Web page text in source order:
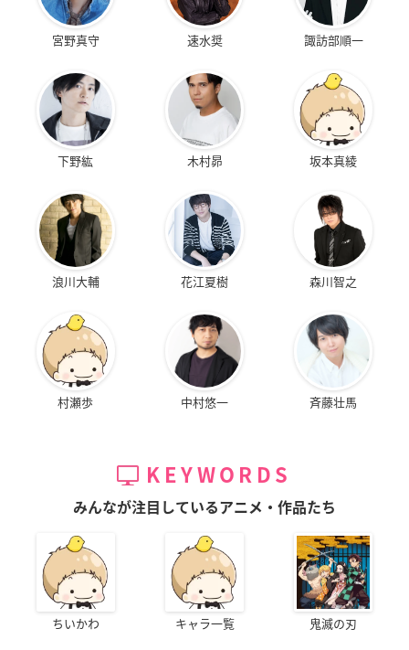
宮野真守 速水奨 諏訪部順一
下野紘 木村昴 坂本真綾
浪川大輔 花江夏樹 森川智之
村瀬歩 中村悠一 斉藤壮馬
KEYWORDS
みんなが注目しているアニメ・作品たち
ちいかわ キャラ一覧 鬼滅の刃